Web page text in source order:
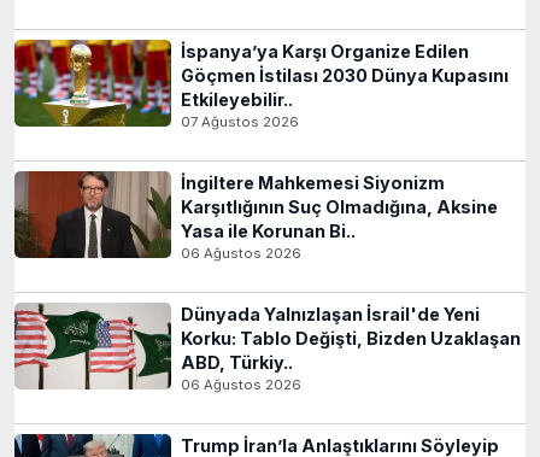
İspanya’ya Karşı Organize Edilen
Göçmen İstilası 2030 Dünya Kupasını
Etkileyebilir..
07 Ağustos 2026
İngiltere Mahkemesi Siyonizm
Karşıtlığının Suç Olmadığına, Aksine
Yasa ile Korunan Bi..
06 Ağustos 2026
Dünyada Yalnızlaşan İsrail'de Yeni
Korku: Tablo Değişti, Bizden Uzaklaşan
ABD, Türkiy..
06 Ağustos 2026
Trump İran’la Anlaştıklarını Söyleyip